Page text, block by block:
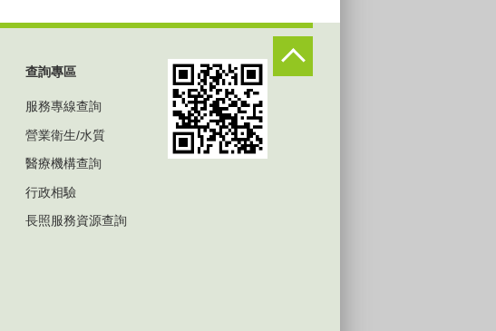
查詢專區
服務專線查詢
營業衛生/水質
醫療機構查詢
行政相驗
長照服務資源查詢